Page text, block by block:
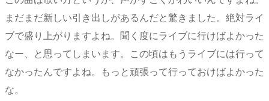
まだまだ新しい引き出しがあるんだと驚きました。絶対ライ
ブで盛り上がりますよね。聞く度にライブに行けばよかった
なー、と思ってしまいます。この頃はもうライブには行って
なかったんですよね。もっと頑張って行っておけばよかった
な。